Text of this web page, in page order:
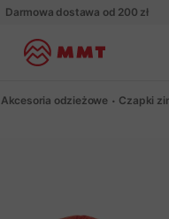
Darmowa dostawa od 200 zł
Akcesoria odzieżowe Czapki